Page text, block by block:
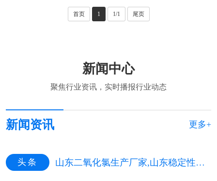
首页 1 1/1 尾页
新闻中心
聚焦行业资讯，实时播报行业动态
新闻资讯 更多+
头条 山东二氧化氯生产厂家,山东稳定性二氧化氯生产厂家,山东二氧化氯杀菌剂生产厂家